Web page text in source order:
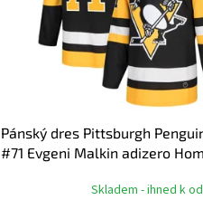
Pánský dres Pittsburgh
#71 Evgeni Malkin adizero
Skladem - ihned k